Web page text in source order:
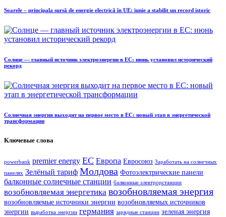
Soarele – principala sursă de energie electrică în UE: iunie a stabilit un record istoric
Солнце — главный источник электроэнергии в ЕС: июнь установил исторический
рекорд
Солнечная энергия выходит на первое место в ЕС: новый этап в энергетической
трансформации
Ключевые слова
powerbank premier energy ЕС Европа Евросоюз Заработать на солнечных
панелях Зелёный тариф Молдова Фотоэлектрические панели
балконные солнечные станции балконные электрорстанции
возобновляемая энергетика возобновляемая энергия
возобновляемые источники энергии возобновляемых источников
энергии выработка энергии германия зарядные станции зеленая энергия